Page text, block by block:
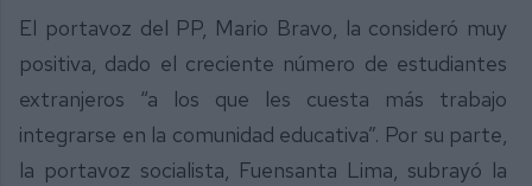
El portavoz del PP, Mario Bravo, la consideró muy
positiva, dado el creciente número de estudiantes
extranjeros “a los que les cuesta más trabajo
integrarse en la comunidad educativa”. Por su parte,
la portavoz socialista, Fuensanta Lima, subrayó la